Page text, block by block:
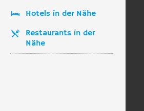
Hotels in der Nähe
Restaurants in der
Nähe